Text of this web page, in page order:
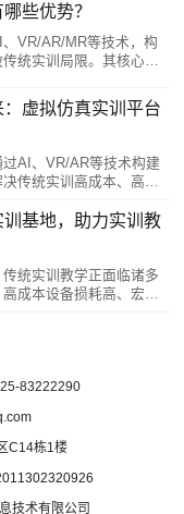
交互设备，构建沉浸式虚
养提供了新路径，将成
的核心驱动力。
些优势？
VR/AR/MR等技术，构
统实训局限。其核心优
突破时空限制，实现远程
现虚实交互；5）AI驱动
该平台为职业教育提供
养模式，尤其适用于医
虚拟仿真实训平台
AI、VR/AR等技术构建
传统实训高成本、高风
练和个性化课程设置，
。其五大优势包括：安全
空限制、标准化与个性
来将结合AI和元宇宙技
教学体系的重要载体。
基地，助力实训教
统实训教学正面临诸多
成本设备损耗高、宏观
难再现、难评估）难题
83222290
C14栋1楼
技术有限公司